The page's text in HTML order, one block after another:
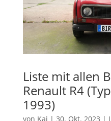
Liste mit allen
Renault R4
1993)
von Kai | 30. Okt. 2023 |